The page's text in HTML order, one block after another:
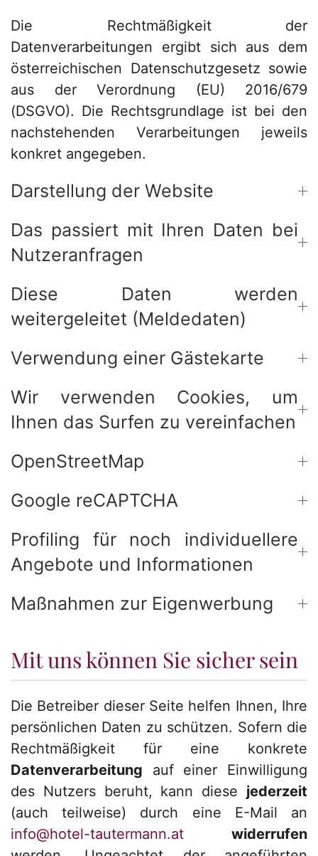
Die Rechtmäßigkeit der
Datenverarbeitungen ergibt sich aus dem
österreichischen Datenschutzgesetz sowie
aus der Verordnung (EU) 2016/679
(DSGVO). Die Rechtsgrundlage ist bei den
nachstehenden Verarbeitungen jeweils
konkret angegeben.
Darstellung der Website
Das passiert mit Ihren Daten bei
Nutzeranfragen
Diese Daten werden
weitergeleitet (Meldedaten)
Verwendung einer Gästekarte
Wir verwenden Cookies, um
Ihnen das Surfen zu vereinfachen
OpenStreetMap
Google reCAPTCHA
Profiling für noch individuellere
Angebote und Informationen
Maßnahmen zur Eigenwerbung
Mit uns können Sie sicher sein
Die Betreiber dieser Seite helfen Ihnen, Ihre
persönlichen Daten zu schützen. Sofern die
Rechtmäßigkeit für eine konkrete
Datenverarbeitung auf einer Einwilligung
des Nutzers beruht, kann diese jederzeit
(auch teilweise) durch eine E-Mail an
info@hotel-tautermann.at
widerrufen